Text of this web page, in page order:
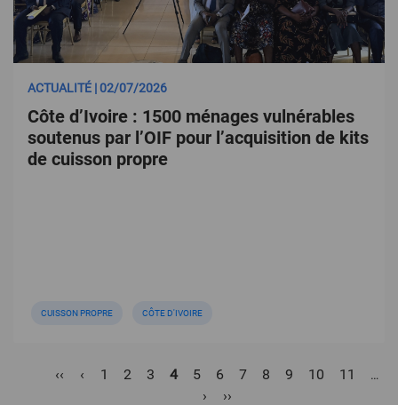
ACTUALITÉ | 02/07/2026
Côte d’Ivoire : 1500 ménages vulnérables
soutenus par l’OIF pour l’acquisition de kits
de cuisson propre
CUISSON PROPRE CÔTE D'IVOIRE
Pagination
Première
‹‹
Page
‹ Page
1 Page
2 Page
3
Page
courante
4 Page
5 Page
6 Page
7 Page
8 Page
9 Page
10 Page
11 …
Page
›
Dernière
››